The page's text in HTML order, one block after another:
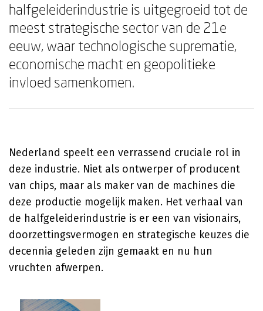
halfgeleiderindustrie is uitgegroeid tot de
meest strategische sector van de 21e
eeuw, waar technologische suprematie,
economische macht en geopolitieke
invloed samenkomen.
Nederland speelt een verrassend cruciale rol in
deze industrie. Niet als ontwerper of producent
van chips, maar als maker van de machines die
deze productie mogelijk maken. Het verhaal van
de halfgeleiderindustrie is er een van visionairs,
doorzettingsvermogen en strategische keuzes die
decennia geleden zijn gemaakt en nu hun
vruchten afwerpen.